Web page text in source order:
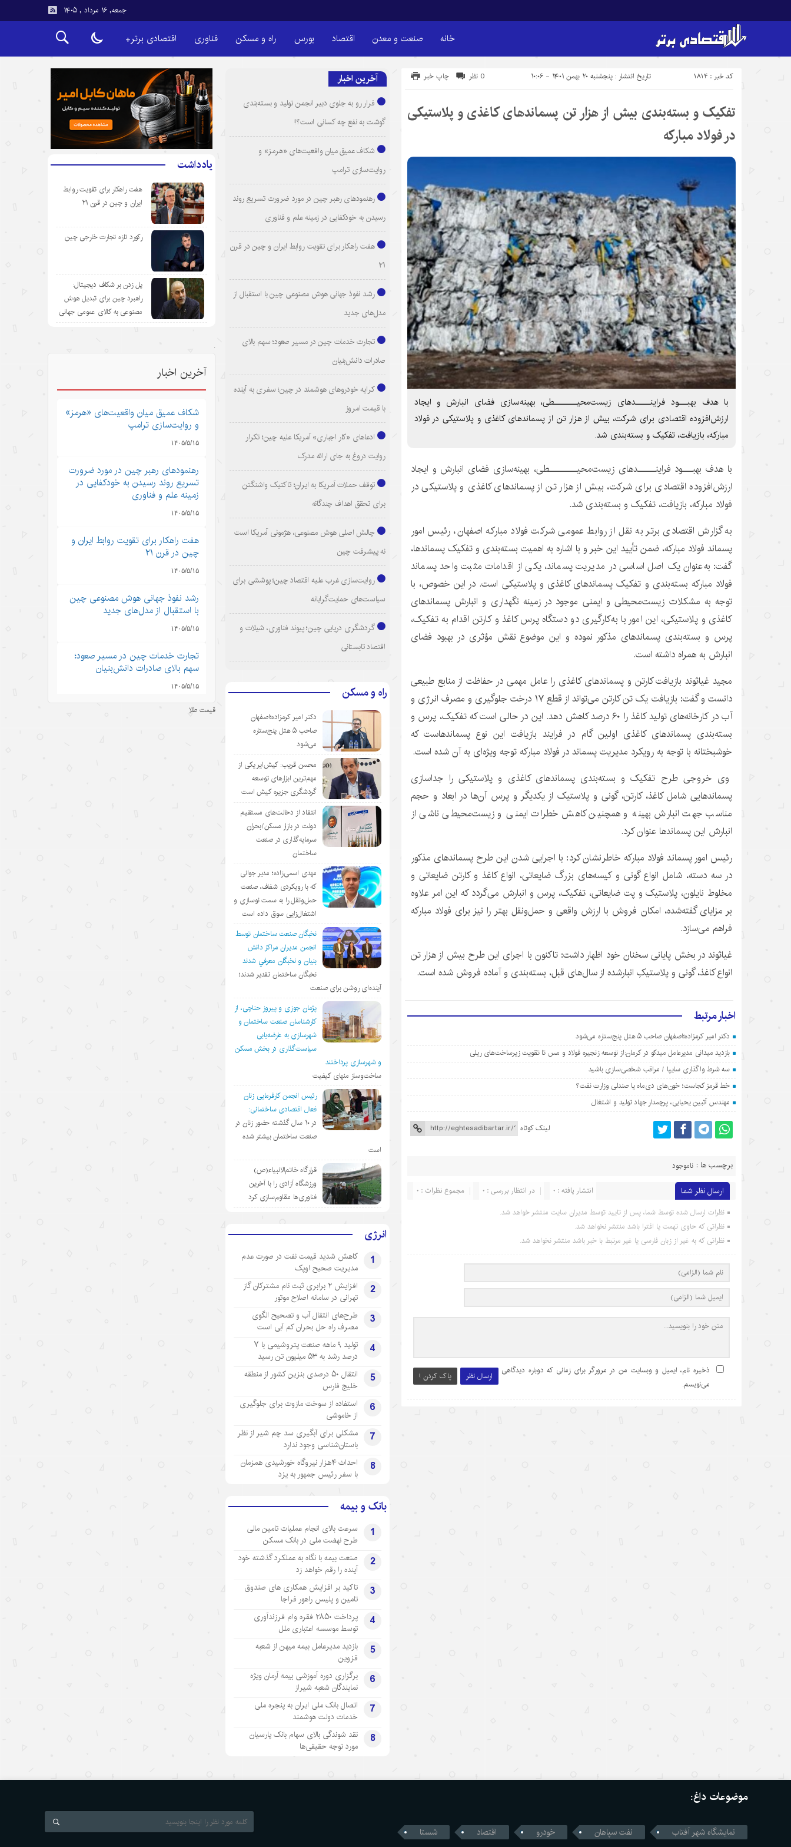
جمعه, ۱۶ مرداد , ۱۴۰۵
خانه صنعت و معدن اقتصاد بورس راه و مسکن فناوری اقتصادی برتر+
تاریخ انتشار : پنجشنبه ۲۰ بهمن ۱۴۰۱ - ۱۰:۰۶ کد خبر : 1814 چاپ خبر 0 نظر
تفکیک و بسته‌بندی بیش از هزار تن پسماندهای کاغذی و پلاستیکی
در فولاد مبارکه
با هدف بهبـــود فراینـــــدهای زیست‌محیــــــــطی، بهینه‌سازی فضای انبارش و ایجاد
ارزش‌افزوده اقتصادی برای شرکت، بیش از هزار تن از پسماندهای کاغذی و پلاستیکی در فولاد
مبارکه، بازیافت، تفکیک و بسته‌بندی شد.
با هدف بهبـــود فراینـــــدهای زیست‌محیــــــــطی، بهینه‌سازی فضای انبارش و ایجاد
ارزش‌افزوده اقتصادی برای شرکت، بیش از هزار تن از پسماندهای کاغذی و پلاستیکی در
فولاد مبارکه، بازیافت، تفکیک و بسته‌بندی شد.
به گزارش اقتصادی برتر به نقل از روابط عمومی شرکت فولاد مبارکه اصفهان، رئیس امور
پسماند فولاد مبارکه، ضمن تأیید این خبر و با اشاره به اهمیت بسته‌بندی و تفکیک پسماندها،
گفت: به‌عنوان یک اصل اساسی در مدیریت پسماند، یکی از اقدامات مثبت واحد پسماند
فولاد مبارکه بسته‌بندی و تفکیک پسماندهای کاغذی و پلاستیکی است. در این خصوص، با
توجه به مشکلات زیست‌محیطی و ایمنی موجود در زمینه نگهداری و انبارش پسماندهای
کاغذی و پلاستیکی، این امور با به‌کارگیری دو دستگاه پرس کاغذ و کارتن اقدام به تفکیک،
پرس و بسته‌بندی پسماندهای مذکور نموده و این موضوع نقش مؤثری در بهبود فضای
انبارش به همراه داشته است.
مجید غیاثوند بازیافت کارتن و پسماندهای کاغذی را عامل مهمی در حفاظت از منابع طبیعی
دانست و گفت: بازیافت یک تن کارتن می‌تواند از قطع ۱۷ درخت جلوگیری و مصرف انرژی و
آب در کارخانه‌های تولید کاغذ را ۶۰ درصد کاهش دهد. این در حالی است که تفکیک، پرس و
بسته‌بندی پسماندهای کاغذی اولین گام در فرایند بازیافت این نوع پسماندهاست که
خوشبختانه با توجه به رویکرد مدیریت پسماند در فولاد مبارکه توجه ویژه‌ای به آن شده است.
وی خروجی طرح تفکیک و بسته‌بندی پسماندهای کاغذی و پلاستیکی را جداسازی
پسماندهایی شامل کاغذ، کارتن، گونی و پلاستیک از یکدیگر و پرس آن‌ها در ابعاد و حجم
مناسب جهت انبارش بهینه و همچنین کاهش خطرات ایمنی و زیست‌محیطی ناشی از
انبارش این پسماندها عنوان کرد.
رئیس امور پسماند فولاد مبارکه خاطرنشان کرد: با اجرایی شدن این طرح پسماندهای مذکور
در سه دسته، شامل انواع گونی و کیسه‌های بزرگ ضایعاتی، انواع کاغذ و کارتن ضایعاتی و
مخلوط نایلون، پلاستیک و پت ضایعاتی، تفکیک، پرس و انبارش می‌گردد که این امر علاوه
بر مزایای گفته‌شده، امکان فروش با ارزش واقعی و حمل‌ونقل بهتر را نیز برای فولاد مبارکه
فراهم می‌سازد.
غیاثوند در بخش پایانی سخنان خود اظهار داشت: تاکنون با اجرای این طرح بیش از هزار تن
انواع کاغذ، گونی و پلاستیکِ انبارشده از سال‌های قبل، بسته‌بندی و آماده فروش شده است.
اخبار مرتبط
دکتر امیر کرمزاده؛اصفهان صاحب ۵ هتل پنج‌ستاره می‌شود
بازدید میدانی مدیرعامل میدکو در کرمان:از توسعه زنجیره فولاد و مس تا تقویت زیرساخت‌های ریلی
سه شرط واگذاری سایپا / مراقب شخصی‌سازی باشید
خط قرمز کجاست؛ خون‌های دی‌ماه یا صندلی وزارت نفت؟
مهندس آتبین یحیایی، پرچمدار جهاد تولید و اشتغال
لینک کوتاه
برچسب ها : ناموجود
ارسال نظر شما مجموع نظرات : 0 در انتظار بررسی : 0 انتشار یافته : 0
نظرات ارسال شده توسط شما، پس از تایید توسط مدیران سایت منتشر خواهد شد.
نظراتی که حاوی تهمت یا افترا باشد منتشر نخواهد شد.
نظراتی که به غیر از زبان فارسی یا غیر مرتبط با خبر باشد منتشر نخواهد شد.
ارسال نظر پاک کردن !
ذخیره نام، ایمیل و وبسایت من در مرورگر برای زمانی که دوباره دیدگاهی
می‌نویسم.
آخرین اخبار
فرار رو به جلوی دبیر انجمن تولید و بسته‌بندی
گوشت به نفع چه کسانی است؟!
شکاف عمیق میان واقعیت‌های «هرمز» و
روایت‌سازی ترامپ
رهنمودهای رهبر چین در مورد ضرورت تسریع روند
رسیدن به خودکفایی در زمینه علم و فناوری
هفت راهکار برای تقویت روابط ایران و چین در قرن
۲۱
رشد نفوذ جهانی هوش مصنوعی چین با استقبال از
مدل‌های جدید
تجارت خدمات چین در مسیر صعود؛ سهم بالای
صادرات دانش‌بنیان
کرایه خودروهای هوشمند در چین؛ سفری به آینده
با قیمت امروز
ادعاهای «کار اجباری» آمریکا علیه چین؛ تکرار
روایت دروغ به جای ارائه مدرک
توقف حملات آمریکا به ایران؛ تاکتیک واشنگتن
برای تحقق اهداف چندگانه
چالش اصلی هوش مصنوعی، هژمونی آمریکا است
نه پیشرفت چین
روایت‌سازی غرب علیه اقتصاد چین؛ پوششی برای
سیاست‌های حمایت‌گرایانه
گردشگری دریایی چین؛ پیوند فناوری، شیلات و
اقتصاد تابستانی
راه و مسکن
دکتر امیر کرمزاده؛اصفهان
صاحب ۵ هتل پنج‌ستاره
می‌شود
محسن قریب: کیش‌ایر یکی از
مهم‌ترین ابزارهای توسعه
گردشگری جزیره کیش است
انتقاد از دخالت‌های مستقیم
دولت در بازار مسکن/بحران
سرمایه‌گذاری در صنعت
ساختمان
مهدی اسمی‌زاده؛ مدیر جوانی
که با رویکردی شفاف، صنعت
حمل‌ونقل را به سمت نوسازی و
اشتغال‌زایی سوق داده است
نخبگان صنعت ساختمان توسط
انجمن مديران مراكز دانش
بنيان و نخبگان معرفي شدند
نخبگان ساختمان تقدیر شدند؛
آینده‌ای روشن برای صنعت
پژمان جوزی و پیروز حناچی، از
کارشناسان صنعت ساختمان و
شهرسازی به عارضه‌یابی
سیاست‌گذاری در بخش مسکن
و شهرسازی پرداختند
ساخت‌وساز منهای کیفیت
رئیس انجمن کارفرمایی زنان
فعال اقتصادی ساختمانی:
در ١٠ سال گذشته حضور زنان در
صنعت ساختمان بیشتر شده
است
قرارگاه خاتم‌الانبیاء(ص)
ورزشگاه آزادی را با آخرین
فناوری‌ها مقاوم‌سازی کرد
انرژی
1
کاهش شدید قیمت نفت در صورت عدم
مدیریت صحیح اوپک
2
افزایش ۲ برابری ثبت نام مشترکان گاز
تهرانی‌ در سامانه اصلاح موتور
3
طرح‌های انتقال آب و تصحیح الگوی
مصرف راه حل بحران کم آبی است
4
تولید ۹ ماهه صنعت پتروشیمی با ۷
درصد رشد به ۵۳ میلیون تن رسید
5
انتقال ۵۰ درصدی بنزین کشور از منطقه
خلیج فارس
6
استفاده از سوخت مازوت برای جلوگیری
از خاموشی
7
مشکلی برای آبگیری سد چم شیر از نظر
باستان‌شناسی وجود ندارد
8
احداث ۴هزار نیروگاه خورشیدی همزمان
با سفر رئیس جمهور به یزد
بانک و بیمه
1
سرعت بالای انجام عملیات تامین مالی
طرح نهضت ملی در بانک مسکن
2
صنعت بیمه با نگاه به عملکرد گذشته خود
آینده را رقم خواهد زد
3
تاکید بر افزایش همکاری های صندوق
تامین و پلیس راهور فراجا
4
پرداخت ۲۸۵۰ فقره وام فرزندآوری
توسط موسسه اعتباری ملل
5
بازدید مدیرعامل بیمه میهن از شعبه
قزوین
6
برگزاری دوره آموزشی بیمه آرمان ویژه
نمایندگان شعبه شیراز
7
اتصال بانک ملی ایران به پنجره ملی
خدمات دولت هوشمند
8
نقد شوندگی بالای سهام بانک پارسیان
مورد توجه حقیقی‌ها
یادداشت
هفت راهکار برای تقویت روابط
ایران و چین در قرن ۲۱
رکورد تازه تجارت خارجی چین
پل زدن بر شکاف دیجیتال:
راهبرد چین برای تبدیل هوش
مصنوعی به کالای عمومی جهانی
.
آخرین اخبار
شکاف عمیق میان واقعیت‌های «هرمز»
و روایت‌سازی ترامپ
۱۴۰۵/۵/۱۵
رهنمودهای رهبر چین در مورد ضرورت
تسریع روند رسیدن به خودکفایی در
زمینه علم و فناوری
۱۴۰۵/۵/۱۵
هفت راهکار برای تقویت روابط ایران و
چین در قرن ۲۱
۱۴۰۵/۵/۱۵
رشد نفوذ جهانی هوش مصنوعی چین
با استقبال از مدل‌های جدید
۱۴۰۵/۵/۱۵
تجارت خدمات چین در مسیر صعود؛
سهم بالای صادرات دانش‌بنیان
۱۴۰۵/۵/۱۵
کرایه خودروهای هوشمند در چین؛
رئیس‌جمهور اسلواکی: دستاوردهای
توسعه‌ای چین قابل تحسین است
قیمت طلا
موضوعات داغ:
نمایشگاه شهر آفتاب نفت سپاهان خودرو اقتصاد شستا